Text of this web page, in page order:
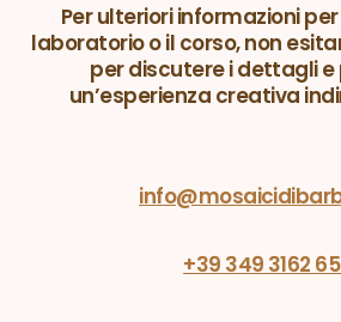
Per ulteriori informazioni
laboratorio o il corso, non
per discutere i dettagli
un’esperienza creativa
+39 349 3162